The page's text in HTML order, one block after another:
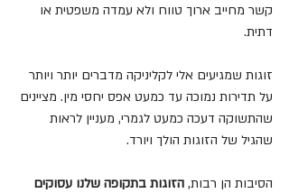
קשר מחייב ארוך טווח ולא עמדה משפטית או
דתית.
זוגות שמגיעים אלי לקליניקה מדברים יותר ויותר
על תדירות נמוכה עד כמעט אפס יחסי מין. מציינים
שהתשוקה דעכה כמעט לגמרי, מעניין לראות
שהגיל של הזוגות הולך ויורד.
הסיבות הן רבות, הזוגות בתקופה שלנו עסוקים